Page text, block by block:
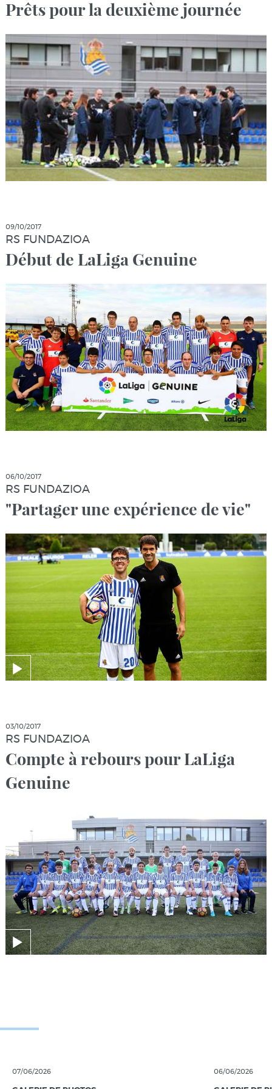
Prêts pour la deuxième journée
09/10/2017
RS FUNDAZIOA
Début de LaLiga Genuine
06/10/2017
RS FUNDAZIOA
"Partager une expérience de vie"
03/10/2017
RS FUNDAZIOA
Compte à rebours pour LaLiga
Genuine
07/06/2026 06/06/2026